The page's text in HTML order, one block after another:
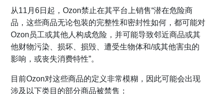
从11月6日起，Ozon禁止在其平台上销售“潜在危险商
品，这些商品无论包装的完整性和密封性如何，都可能对
Ozon员工或其他人构成危险，并可能导致邻近商品或其
他财物污染、损坏、损毁、遭受生物体和/或其他害虫的
影响，或丧失消费特性”。
目前Ozon对这些商品的定义非常模糊，因此可能会出现
涉及以下类目的部分商品被禁售：